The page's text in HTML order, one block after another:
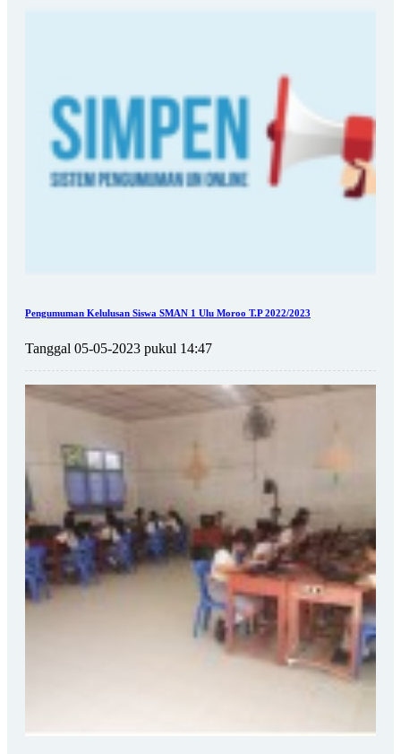
Pengumuman Kelulusan Siswa SMAN 1 Ulu Moroo T.P 2022/2023
Tanggal 05-05-2023 pukul 14:47